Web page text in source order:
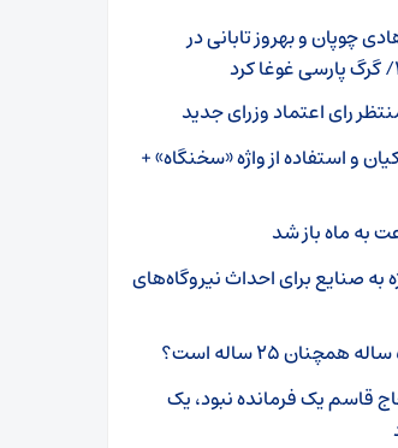
چوپان و بهروز تابانی در
رای اعتماد وزرای جدید
و استفاده از واژه «سخنگاه» +
به ماه باز شد
به صنایع برای احداث نیروگاه‌های
قاسم یک فرمانده نبود، یک